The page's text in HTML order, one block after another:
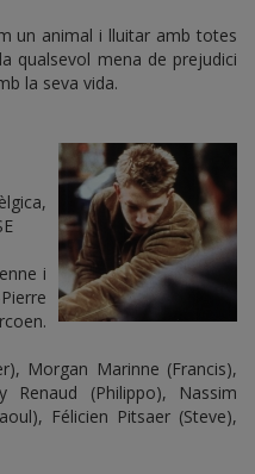
un animal i lluitar amb totes
qualsevol mena de prejudici
la seva vida.
i
Morgan Marinne (Francis),
Renaud (Philippo), Nassim
Félicien Pitsaer (Steve),